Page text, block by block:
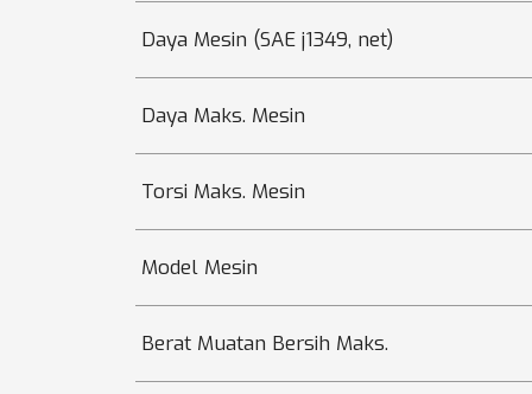
Daya Mesin (SAE j1349, net)
Daya Maks. Mesin
Torsi Maks. Mesin
Model Mesin
Berat Muatan Bersih Maks.